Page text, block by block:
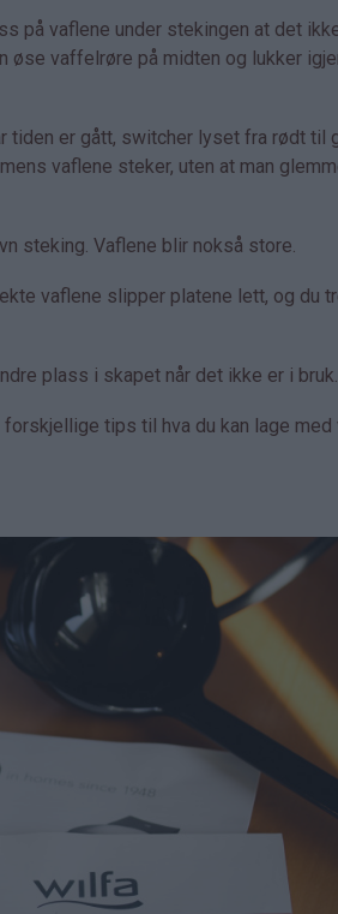
på vaflene under stekingen at det
vaffelrøre på midten og lukker
er gått, switcher lyset fra rødt til
vaflene steker, uten at man
steking. Vaflene blir nokså store.
vaflene slipper platene lett, og du
plass i skapet når det ikke er i bruk.
tips til hva du kan lage